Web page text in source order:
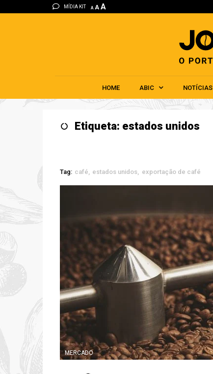
MÍDIA KIT A A A
HOME ABIC NOTÍCIAS
Etiqueta: estados unidos
Tag: café estados unidos exportação de café
MERCADO